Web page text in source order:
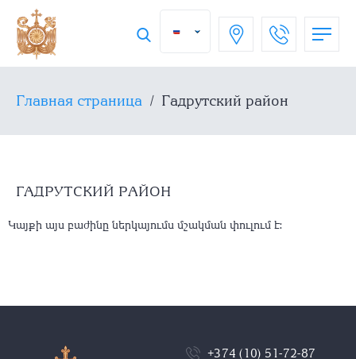
Главная страница / Гадрутский район
ГАДРУТСКИЙ РАЙОН
Կայքի այս բաժինը ներկայումս մշակման փուլում է։
+374 (10) 51-72-87